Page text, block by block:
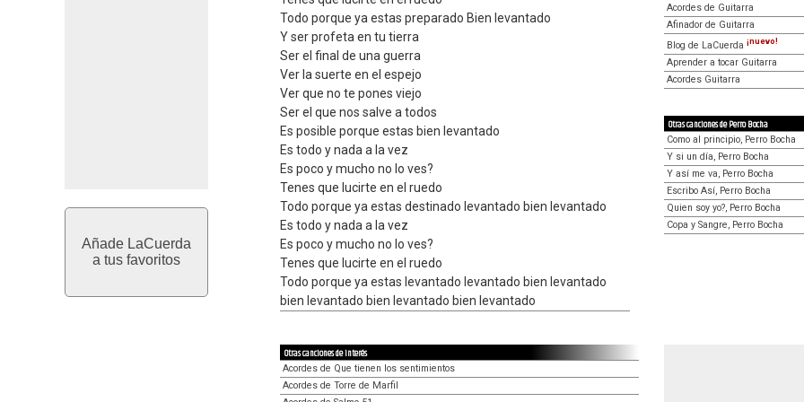
Añade LaCuerda
a tus favoritos
Todo porque ya estas preparado Bien levantado
Y ser profeta en tu tierra
Ser el final de una guerra
Ver la suerte en el espejo
Ver que no te pones viejo
Ser el que nos salve a todos
Es posible porque estas bien levantado
Es todo y nada a la vez
Es poco y mucho no lo ves?
Tenes que lucirte en el ruedo
Todo porque ya estas destinado levantado bien levantado
Es todo y nada a la vez
Es poco y mucho no lo ves?
Tenes que lucirte en el ruedo
Todo porque ya estas levantado levantado bien levantado
bien levantado bien levantado bien levantado
Acordes de Guitarra
Afinador de Guitarra
Blog de LaCuerda ¡nuevo!
Aprender a tocar Guitarra
Acordes Guitarra
Otras canciones de Perro Bocha
Como al principio, Perro Bocha
Y si un día, Perro Bocha
Y así me va, Perro Bocha
Escribo Así, Perro Bocha
Quien soy yo?, Perro Bocha
Copa y Sangre, Perro Bocha
Otras canciones de interés
Acordes de Que tienen los sentimientos
Acordes de Torre de Marfil